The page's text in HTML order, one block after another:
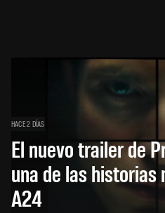
HACE 2 DÍAS
El nuevo trailer de
una de las historias
A24